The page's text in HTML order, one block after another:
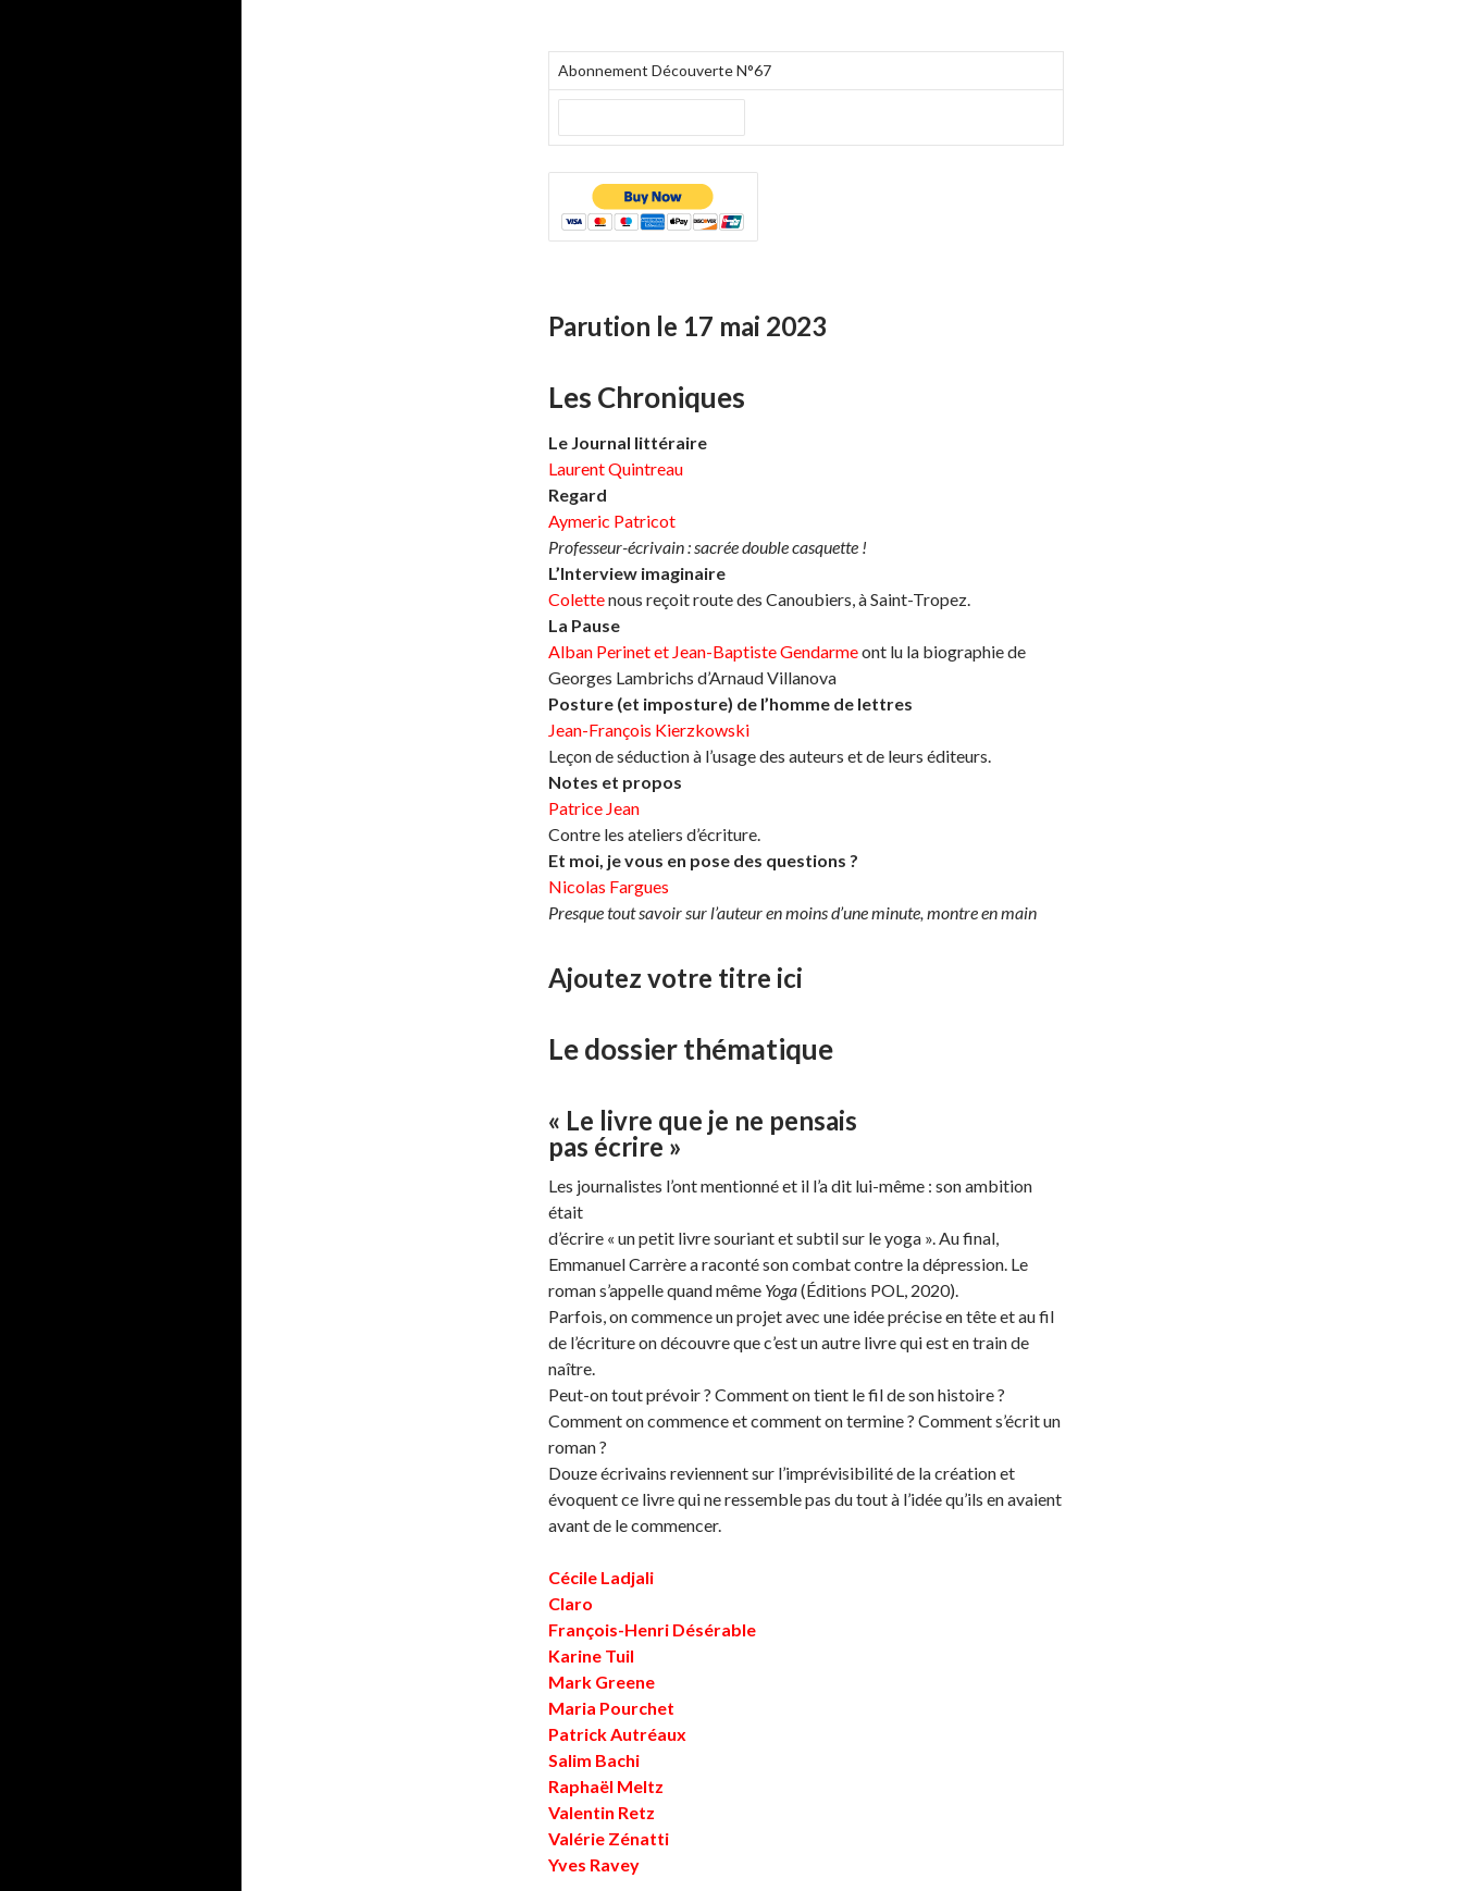
Abonnement Découverte N°67
Parution le 17 mai 2023
Les Chroniques
Le Journal littéraire
Laurent Quintreau
Regard
Aymeric Patricot
Professeur-écrivain : sacrée double casquette !
L’Interview imaginaire
Colettenous reçoit route des Canoubiers, à Saint-Tropez.
La Pause
Alban Perinet et Jean-Baptiste Gendarmeont lu la biographie de
Georges Lambrichs d’Arnaud Villanova
Posture (et imposture) de l’homme de lettres
Jean-François Kierzkowski
Leçon de séduction à l’usage des auteurs et de leurs éditeurs.
Notes et propos
Patrice Jean
Contre les ateliers d’écriture.
Et moi, je vous en pose des questions ?
Nicolas Fargues
Presque tout savoir sur l’auteur en moins d’une minute, montre en main
Ajoutez votre titre ici
Le dossier thématique
« Le livre que je ne pensais
pas écrire »
Les journalistes l’ont mentionné et il l’a dit lui-même : son ambition
était
d’écrire « un petit livre souriant et subtil sur le yoga ». Au final,
Emmanuel Carrère a raconté son combat contre la dépression. Le
roman s’appelle quand même Yoga(Éditions POL, 2020).
Parfois, on commence un projet avec une idée précise en tête et au fil
de l’écriture on découvre que c’est un autre livre qui est en train de
naître.
Peut-on tout prévoir ? Comment on tient le fil de son histoire ?
Comment on commence et comment on termine ? Comment s’écrit un
roman ?
Douze écrivains reviennent sur l’imprévisibilité de la création et
évoquent ce livre qui ne ressemble pas du tout à l’idée qu’ils en avaient
avant de le commencer.
Cécile Ladjali
Claro
François-Henri Désérable
Karine Tuil
Mark Greene
Maria Pourchet
Patrick Autréaux
Salim Bachi
Raphaël Meltz
Valentin Retz
Valérie Zénatti
Yves Ravey